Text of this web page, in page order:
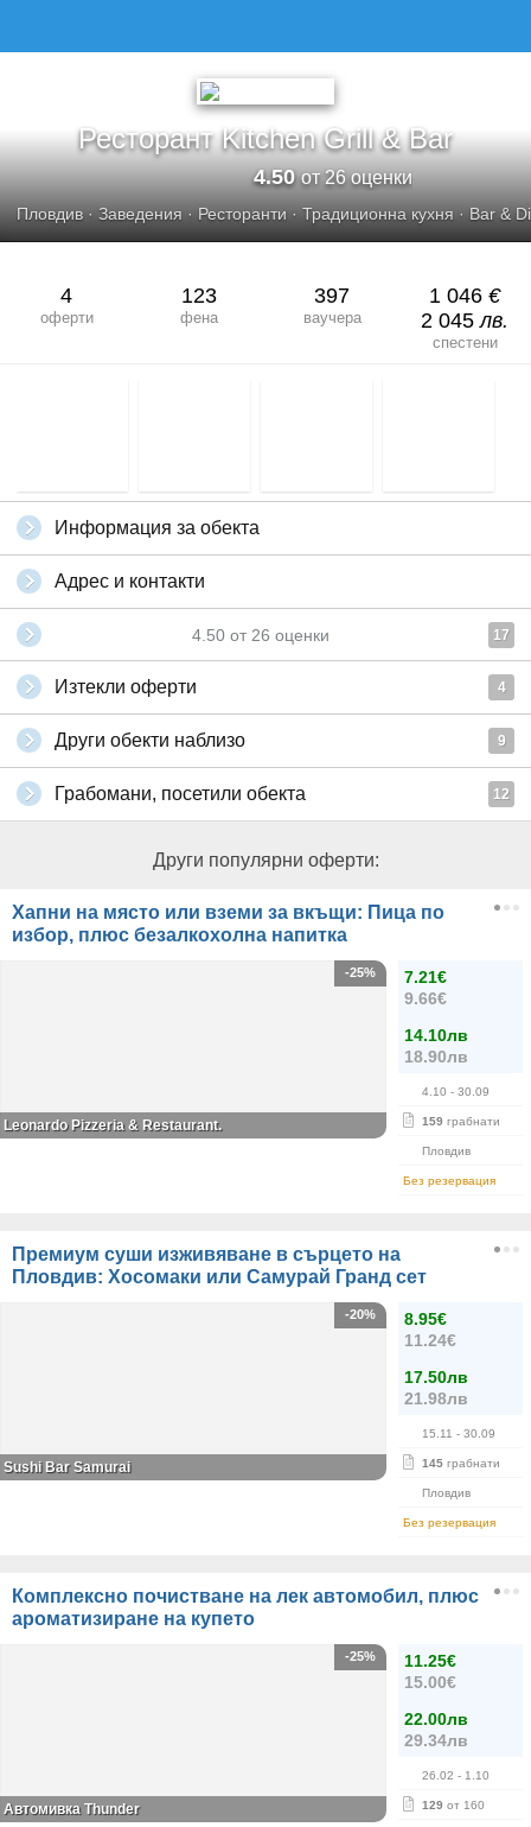
Ресторант Kitchen Grill & Bar
4.50от 26 оценки
Пловдив· Заведения · Ресторанти · Традиционна кухня · Bar &
4
оферти
123
фена
397
ваучера
1 046 €
2 045лв.
спестени
Информация за обекта
Адрес и контакти
4.50 от 26 оценки 17
Изтекли оферти 4
Други обекти наблизо 9
Грабомани, посетили обекта 12
Други популярни оферти:
Хапни на място или вземи за вкъщи: Пица по
избор, плюс безалкохолна напитка
7.21€
9.66€
14.10лв
18.90лв
4.10 - 30.09
159 грабнати
Пловдив
Без резервация
-25%
Leonardo Pizzeria & Restaurant.
Премиум суши изживяване в сърцето на
Пловдив: Хосомаки или Самурай Гранд сет
8.95€
11.24€
17.50лв
21.98лв
15.11 - 30.09
145 грабнати
Пловдив
Без резервация
-20%
Sushi Bar Samurai
Комплексно почистване на лек автомобил, плюс
ароматизиране на купето
11.25€
15.00€
22.00лв
29.34лв
26.02 - 1.10
129 от 160
-25%
Автомивка Thunder